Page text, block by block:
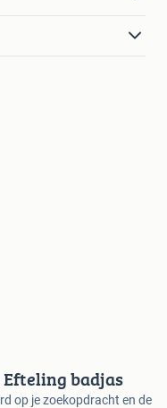
badjas
op je zoekopdracht en de